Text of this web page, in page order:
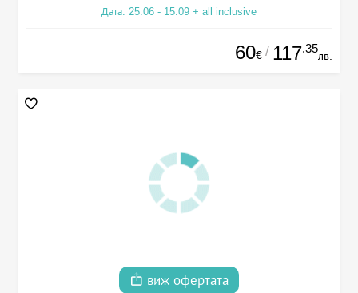
Дата: 25.06 - 15.09 + all inclusive
60€ / 117.35
лв.
виж офертата